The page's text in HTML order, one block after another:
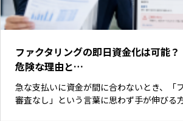
ファクタリングの即日資金化は可能
危険な理由と…
急な支払いに資金が間に合わないとき、「
審査なし」という言葉に思わず手が伸びる